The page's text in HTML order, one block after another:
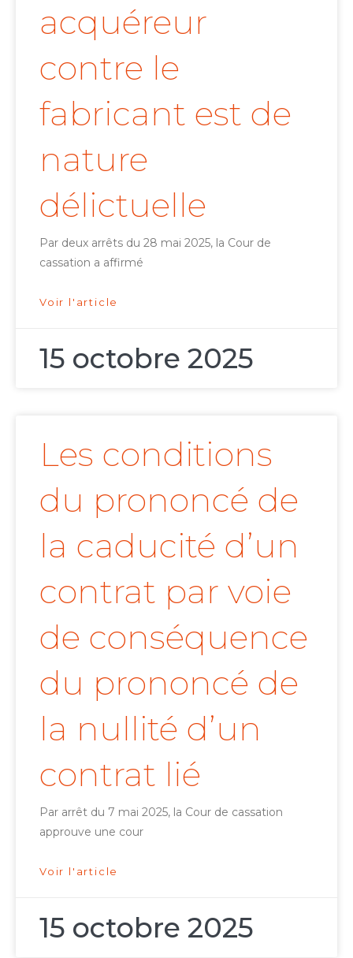
acquéreur
contre le
fabricant est de
nature
délictuelle
Par deux arrêts du 28 mai 2025, la Cour de
cassation a affirmé
Voir l'article
15 octobre 2025
Les conditions
du prononcé de
la caducité d’un
contrat par voie
de conséquence
du prononcé de
la nullité d’un
contrat lié
Par arrêt du 7 mai 2025, la Cour de cassation
approuve une cour
Voir l'article
15 octobre 2025